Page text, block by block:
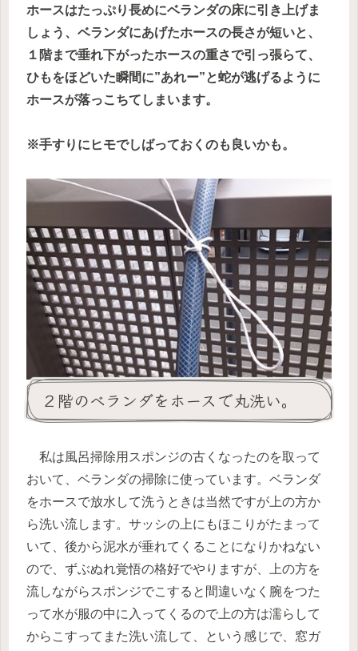
ホースはたっぷり長めにベランダの床に引き上げま
しょう、ベランダにあげたホースの長さが短いと、
１階まで垂れ下がったホースの重さで引っ張らて、
ひもをほどいた瞬間に”あれー”と蛇が逃げるように
ホースが落っこちてしまいます。
※手すりにヒモでしばっておくのも良いかも。
２階のベランダをホースで丸洗い。
私は風呂掃除用スポンジの古くなったのを取って
おいて、ベランダの掃除に使っています。ベランダ
をホースで放水して洗うときは当然ですが上の方か
ら洗い流します。サッシの上にもほこりがたまって
いて、後から泥水が垂れてくることになりかねない
ので、ずぶぬれ覚悟の格好でやりますが、上の方を
流しながらスポンジでこすると間違いなく腕をつた
って水が服の中に入ってくるので上の方は濡らして
からこすってまた洗い流して、という感じで、窓ガ